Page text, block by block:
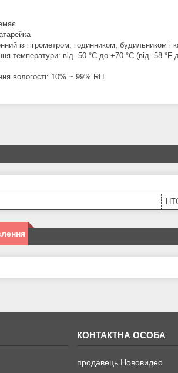
із гігрометром, годинником, будильником і
температури: від -50 °C до +70 °C (від -58 °F
вологості: 10% ~ 99% RH.
продавець Нововидео